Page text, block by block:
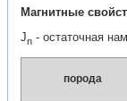
Магнитные
Jn - остаточная
порода